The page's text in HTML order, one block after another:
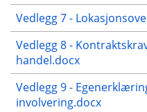
Vedlegg 7 -
Vedlegg 8 -
handel.docx
Vedlegg 9 -
involvering.docx